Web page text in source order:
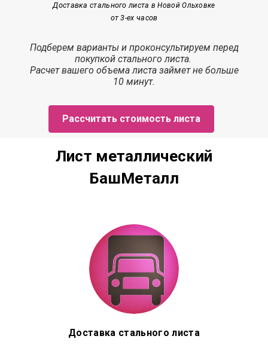
Доставка стального листа в Новой Ольховке
от 3-ех часов
Подберем варианты и проконсультируем перед
покупкой стального листа.
Расчетвашего объема листа займетне больше
10 минут.
Рассчитать стоимость листа
Лист металлический
БашМеталл
Доставка стального листа